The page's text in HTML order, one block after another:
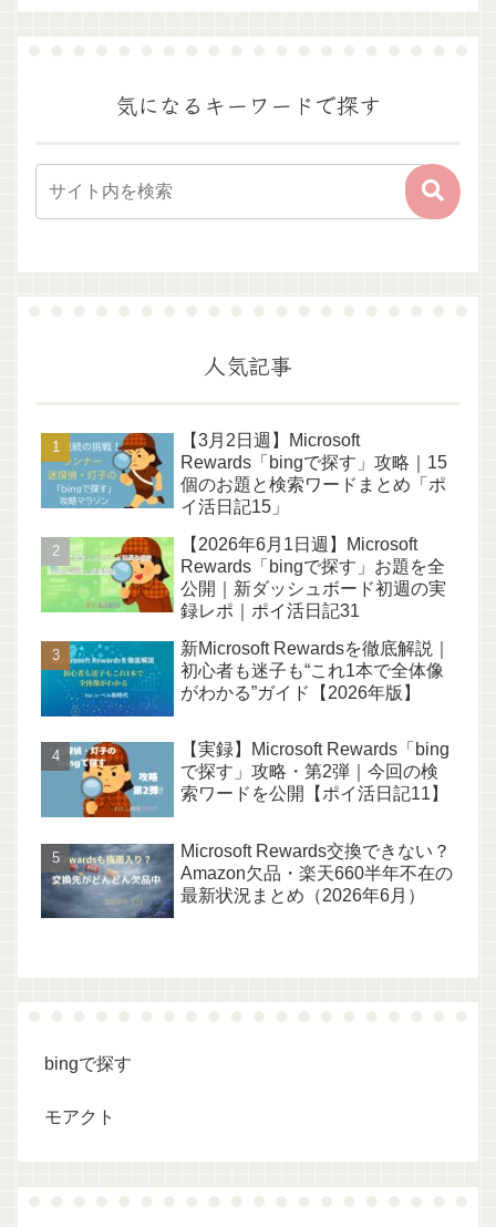
気になるキーワードで探す
人気記事
【3月2日週】Microsoft
Rewards「bingで探す」攻略｜15
個のお題と検索ワードまとめ「ポ
イ活日記15」
【2026年6月1日週】Microsoft
Rewards「bingで探す」お題を全
公開｜新ダッシュボード初週の実
録レポ｜ポイ活日記31
新Microsoft Rewardsを徹底解説｜
初心者も迷子も“これ1本で全体像
がわかる”ガイド【2026年版】
【実録】Microsoft Rewards「bing
で探す」攻略・第2弾｜今回の検
索ワードを公開【ポイ活日記11】
Microsoft Rewards交換できない？
Amazon欠品・楽天660半年不在の
最新状況まとめ（2026年6月）
bingで探す
モアクト